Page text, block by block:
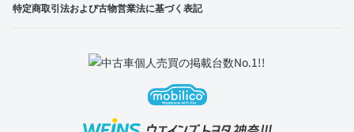
特定商取引法および古物営業法に基づく表記